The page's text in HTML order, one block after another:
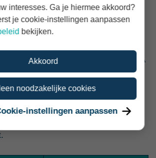
voor 2025
bij sommige zzp'ers over de Wet DBA
positief over hun financiële
realiseerden zij gemiddeld een winst
2025 verwacht 39% betere of veel
terwijl slechts 10% een
interesses. Ga je hiermee akkoord?
je cookie-instellingen aanpassen
bekijken.
Akkoord
noodzakelijke cookies
instellingen aanpassen